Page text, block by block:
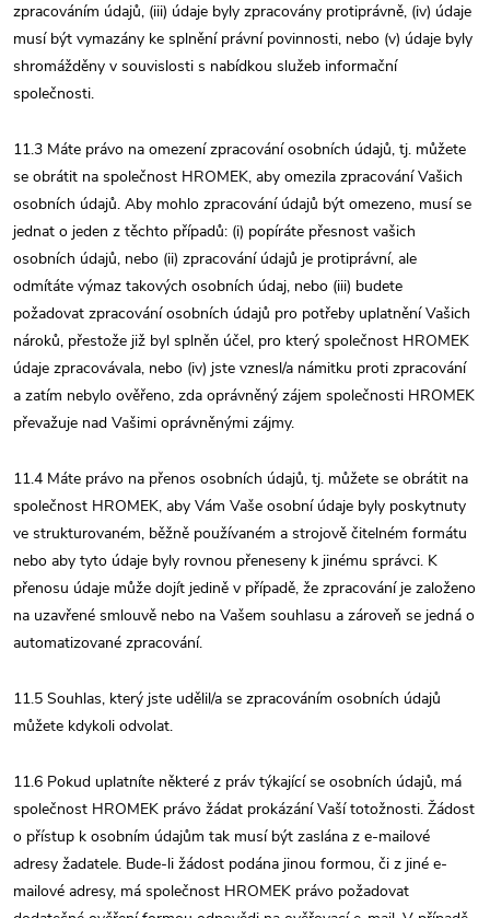
zpracováním údajů, (iii) údaje byly zpracovány protiprávně, (iv) údaje
musí být vymazány ke splnění právní povinnosti, nebo (v) údaje byly
shromážděny v souvislosti s nabídkou služeb informační
společnosti.
11.3 Máte právo na omezení zpracování osobních údajů, tj. můžete
se obrátit na společnost HROMEK, aby omezila zpracování Vašich
osobních údajů. Aby mohlo zpracování údajů být omezeno, musí se
jednat o jeden z těchto případů: (i) popíráte přesnost vašich
osobních údajů, nebo (ii) zpracování údajů je protiprávní, ale
odmítáte výmaz takových osobních údaj, nebo (iii) budete
požadovat zpracování osobních údajů pro potřeby uplatnění Vašich
nároků, přestože již byl splněn účel, pro který společnost HROMEK
údaje zpracovávala, nebo (iv) jste vznesl/a námitku proti zpracování
a zatím nebylo ověřeno, zda oprávněný zájem společnosti HROMEK
převažuje nad Vašimi oprávněnými zájmy.
11.4 Máte právo na přenos osobních údajů, tj. můžete se obrátit na
společnost HROMEK, aby Vám Vaše osobní údaje byly poskytnuty
ve strukturovaném, běžně používaném a strojově čitelném formátu
nebo aby tyto údaje byly rovnou přeneseny k jinému správci. K
přenosu údaje může dojít jedině v případě, že zpracování je založeno
na uzavřené smlouvě nebo na Vašem souhlasu a zároveň se jedná o
automatizované zpracování.
11.5 Souhlas, který jste udělil/a se zpracováním osobních údajů
můžete kdykoli odvolat.
11.6 Pokud uplatníte některé z práv týkající se osobních údajů, má
společnost HROMEK právo žádat prokázání Vaší totožnosti. Žádost
o přístup k osobním údajům tak musí být zaslána z e-mailové
adresy žadatele. Bude-li žádost podána jinou formou, či z jiné e-
mailové adresy, má společnost HROMEK právo požadovat